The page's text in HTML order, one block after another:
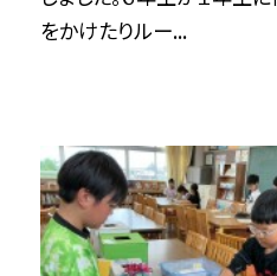
をかけたりルー...